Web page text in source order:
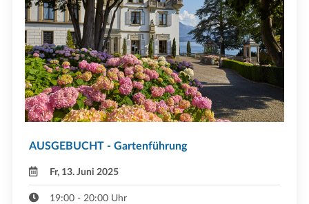
AUSGEBUCHT - Gartenführung
Fr, 13. Juni 2025
19:00 - 20:00 Uhr